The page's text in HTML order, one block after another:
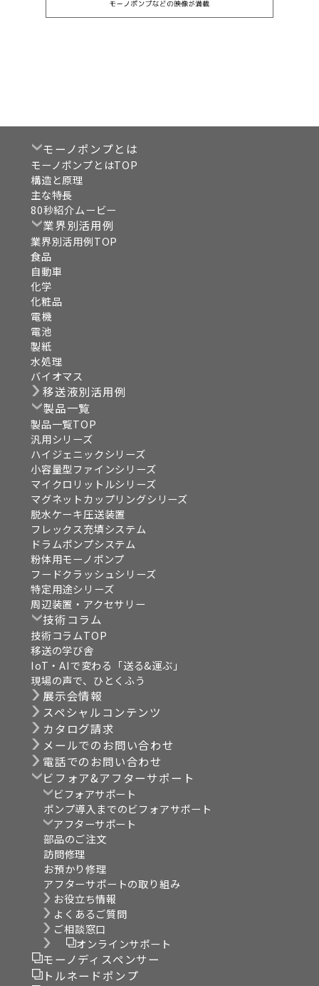
モーノポンプとは
モーノポンプとはTOP
構造と原理
主な特長
80秒紹介ムービー
業界別活用例
業界別活用例TOP
食品
自動車
化学
化粧品
電機
電池
製紙
水処理
バイオマス
移送液別活用例
製品一覧
製品一覧TOP
汎用シリーズ
ハイジェニックシリーズ
小容量型ファインシリーズ
マイクロリットルシリーズ
マグネットカップリングシリーズ
脱水ケーキ圧送装置
フレックス充填システム
ドラムポンプシステム
粉体用モーノポンプ
フードクラッシュシリーズ
特定用途シリーズ
周辺装置・アクセサリー
技術コラム
技術コラムTOP
移送の学び舎
IoT・AIで変わる「送る&運ぶ」
現場の声で、ひとくふう
展示会情報
スペシャルコンテンツ
カタログ請求
メールでのお問い合わせ
電話でのお問い合わせ
ビフォア&アフターサポート
ビフォアサポート
ポンプ導入までのビフォアサポート
アフターサポート
部品のご注文
訪問修理
お預かり修理
アフターサポートの取り組み
お役立ち情報
よくあるご質問
ご相談窓口
オンラインサポート
モーノディスペンサー
トルネードポンプ